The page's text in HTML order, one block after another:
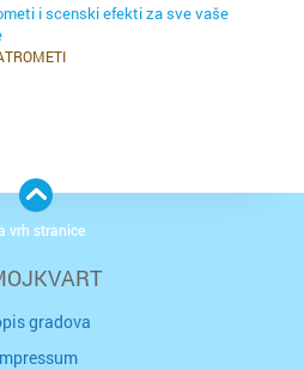
i scenski efekti za sve vaše
gradova
vrh stranice